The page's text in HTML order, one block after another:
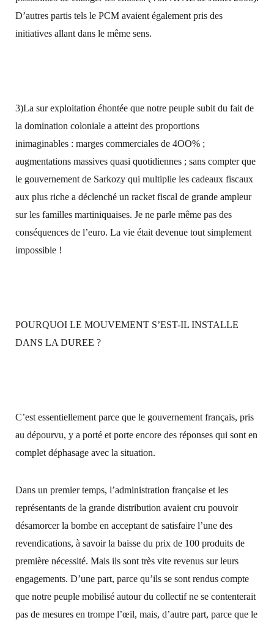
D’autres partis tels le PCM avaient également pris des
initiatives allant dans le même sens.
3)La sur exploitation éhontée que notre peuple subit du fait de
la domination coloniale a atteint des proportions
inimaginables : marges commerciales de 4OO% ;
augmentations massives quasi quotidiennes ; sans compter que
le gouvernement de Sarkozy qui multiplie les cadeaux fiscaux
aux plus riche a déclenché un racket fiscal de grande ampleur
sur les familles martiniquaises. Je ne parle même pas des
conséquences de l’euro. La vie était devenue tout simplement
impossible !
POURQUOI LE MOUVEMENT S’EST-IL INSTALLE
DANS LA DUREE ?
C’est essentiellement parce que le gouvernement français, pris
au dépourvu, y a porté et porte encore des réponses qui sont en
complet déphasage avec la situation.
Dans un premier temps, l’administration française et les
représentants de la grande distribution avaient cru pouvoir
désamorcer la bombe en acceptant de satisfaire l’une des
revendications, à savoir la baisse du prix de 100 produits de
première nécessité. Mais ils sont très vite revenus sur leurs
engagements. D’une part, parce qu’ils se sont rendus compte
que notre peuple mobilisé autour du collectif ne se contenterait
pas de mesures en trompe l’œil, mais, d’autre part, parce que le